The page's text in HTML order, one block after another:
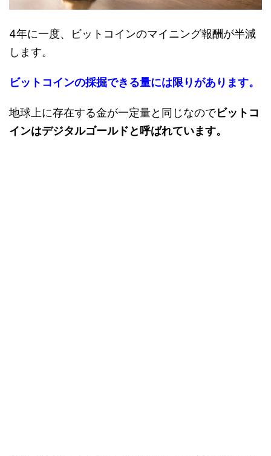
4年に一度、ビットコインのマイニング報酬が半減
します。
ビットコインの採掘できる量には限りがあります。
地球上に存在する金が一定量と同じなのでビットコ
インはデジタルゴールドと呼ばれています。